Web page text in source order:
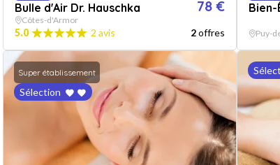
Bulle d'Air Dr. Hauschka 78 €
Côtes-d'Armor
5.0 2 avis 2offres
Bien-
Puy-
Super établissement
Sélection